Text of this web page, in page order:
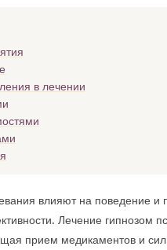
в лечении
влияют на поведение
Лечение гипнозом
прием медикаментов и